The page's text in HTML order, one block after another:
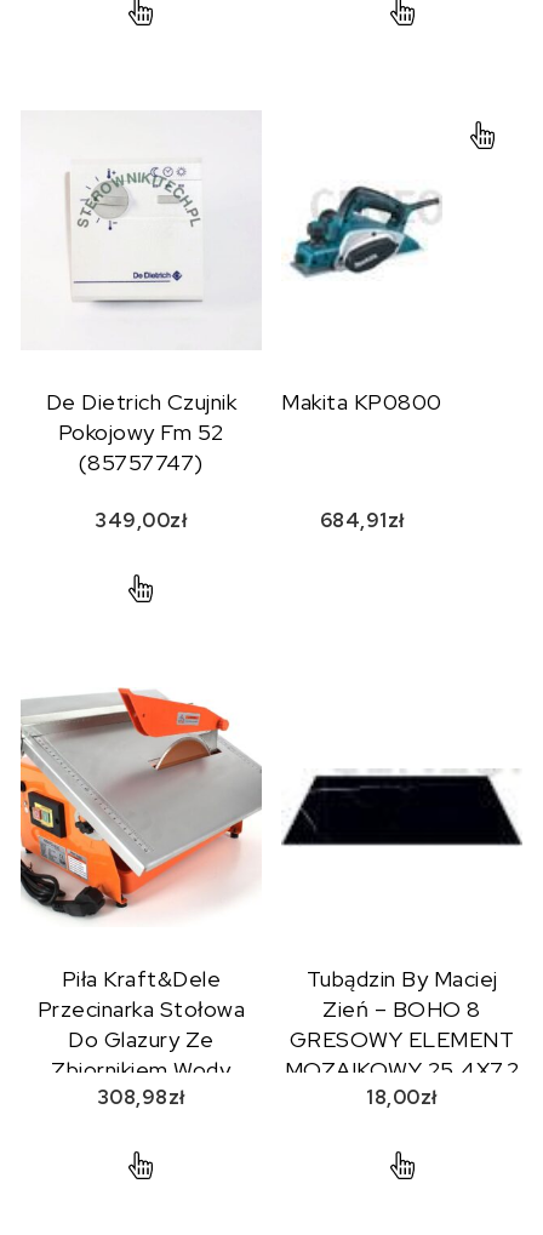
De Dietrich Czujnik
Pokojowy Fm 52
(85757747)
349,00zł
Makita KP0800
684,91zł
Piła Kraft&Dele
Przecinarka Stołowa
Do Glazury Ze
Zbiornikiem Wody
1600W KD577
308,98zł
Tubądzin By Maciej
Zień – BOHO 8
GRESOWY ELEMENT
MOZAIKOWY 25,4X7,2
18,00zł